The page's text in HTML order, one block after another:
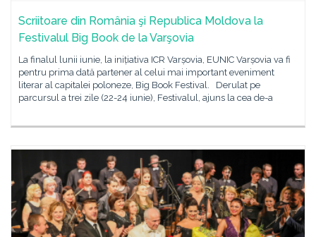
Scriitoare din România şi Republica Moldova la
Festivalul Big Book de la Varşovia
La finalul lunii iunie, la inițiativa ICR Varșovia, EUNIC Varșovia va fi
pentru prima dată partener al celui mai important eveniment
literar al capitalei poloneze, Big Book Festival. Derulat pe
parcursul a trei zile (22-24 iunie), Festivalul, ajuns la cea de-a